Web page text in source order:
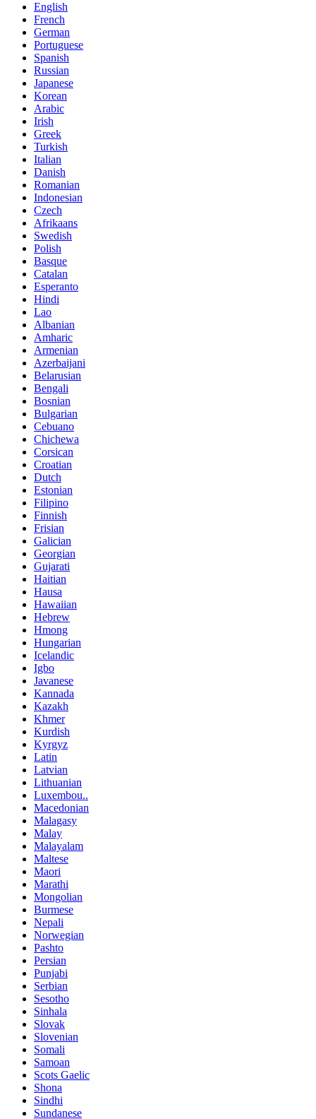
English
French
German
Portuguese
Spanish
Russian
Japanese
Korean
Arabic
Irish
Greek
Turkish
Italian
Danish
Romanian
Indonesian
Czech
Afrikaans
Swedish
Polish
Basque
Catalan
Esperanto
Hindi
Lao
Albanian
Amharic
Armenian
Azerbaijani
Belarusian
Bengali
Bosnian
Bulgarian
Cebuano
Chichewa
Corsican
Croatian
Dutch
Estonian
Filipino
Finnish
Frisian
Galician
Georgian
Gujarati
Haitian
Hausa
Hawaiian
Hebrew
Hmong
Hungarian
Icelandic
Igbo
Javanese
Kannada
Kazakh
Khmer
Kurdish
Kyrgyz
Latin
Latvian
Lithuanian
Luxembou..
Macedonian
Malagasy
Malay
Malayalam
Maltese
Maori
Marathi
Mongolian
Burmese
Nepali
Norwegian
Pashto
Persian
Punjabi
Serbian
Sesotho
Sinhala
Slovak
Slovenian
Somali
Samoan
Scots Gaelic
Shona
Sindhi
Sundanese